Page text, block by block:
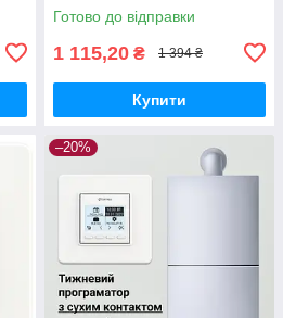
Готово до відправки
1 115,20 ₴ 1 394 ₴
Купити
–20%